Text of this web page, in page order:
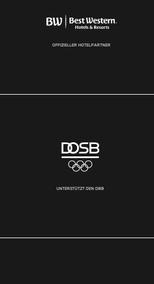
OFFIZIELLER HOTELPARTNER
UNTERSTÜTZT DEN DBB